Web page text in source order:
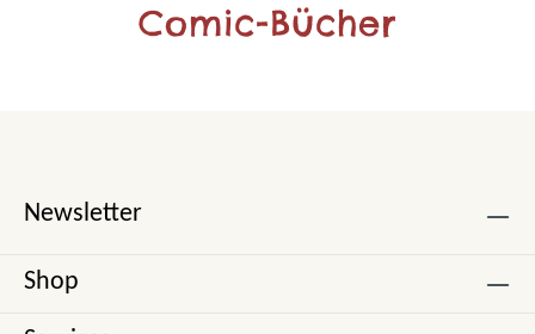
Comic-Bücher
Newsletter
Shop